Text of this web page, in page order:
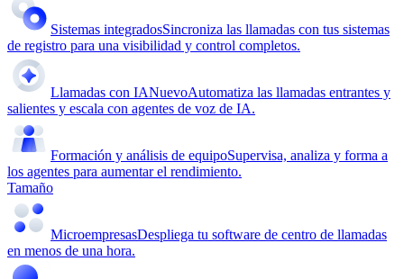
Sistemas integradosSincroniza las llamadas con tus sistemas
de registro para una visibilidad y control completos.
Llamadas con IANuevoAutomatiza las llamadas entrantes y
salientes y escala con agentes de voz de IA.
Formación y análisis de equipoSupervisa, analiza y forma a
los agentes para aumentar el rendimiento.
Tamaño
MicroempresasDespliega tu software de centro de llamadas
en menos de una hora.